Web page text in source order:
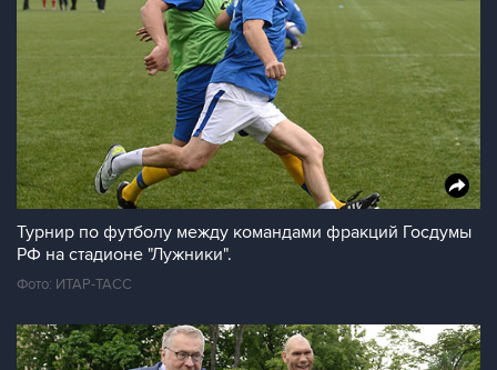
Турнир по футболу между командами фракций Госдумы
РФ на стадионе "Лужники".
Фото: ИТАР-ТАСС